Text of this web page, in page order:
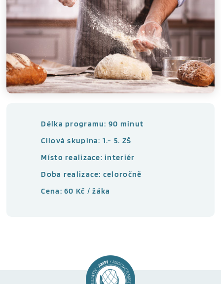
Délka programu: 90 minut
Cílová skupina: 1.- 5. ZŠ
Místo realizace: interiér
Doba realizace: celoročně
Cena: 60 Kč / žáka